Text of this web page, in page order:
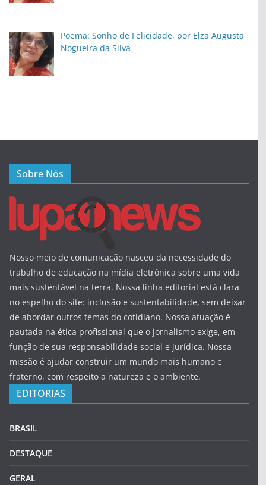
Poema: Sonho de Felicidade, por Elza Augusta
Nogueira da Silva
Sobre Nós
Nosso meio de comunicação nasceu da necessidade do
trabalho de educação na mídia eletrônica sobre uma vida
mais sustentável na terra. Nossa linha editorial está clara
no espelho do site: inclusão e sustentabilidade, sem deixar
de abordar outros temas do cotidiano. Nossa atuação é
pautada na ética profissional que o jornalismo exige, em
função de sua responsabilidade social e jurídica. Nossa
missão é ajudar construir um mundo mais humano e
fraterno, com respeito a natureza e o ambiente.
EDITORIAS
BRASIL
DESTAQUE
GERAL